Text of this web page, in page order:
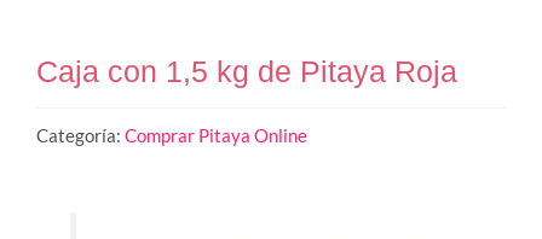
Caja con 1,5 kg de Pitaya Roja
Categoría: Comprar Pitaya Online